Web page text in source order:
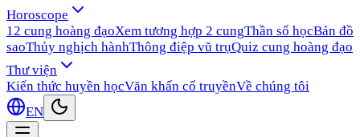
Horoscope
12 cung hoàng đạoXem tương hợp 2 cungThần số họcBản đồ
saoThủy nghịch hànhThông điệp vũ trụQuiz cung hoàng đạo
Thư viện
Kiến thức huyền họcVăn khấn cổ truyềnVề chúng tôi
EN